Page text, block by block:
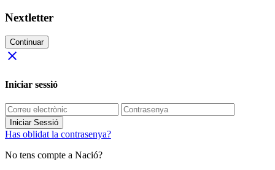
Nextletter
Continuar
close
Iniciar sessió
Iniciar Sessió
Has oblidat la contrasenya?
No tens compte a Nació?